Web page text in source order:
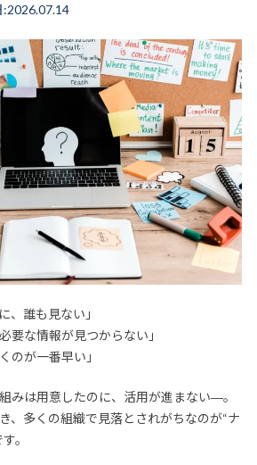
:2026.07.14
、誰も見ない」
要な情報が見つからない」
のが一番早い」
みは用意したのに、活用が進まない―。
、多くの組織で見落とされがちなのが“ナ
。